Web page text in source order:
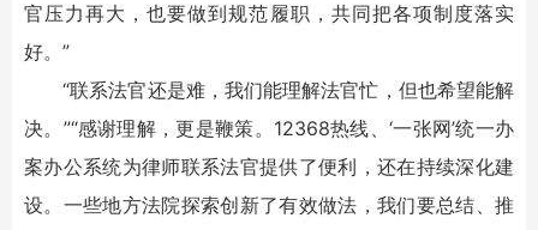
官压力再大，也要做到规范履职，共同把各项制度落实
好。”
“联系法官还是难，我们能理解法官忙，但也希望能解
决。”“感谢理解，更是鞭策。12368热线、‘一张网’统一办
案办公系统为律师联系法官提供了便利，还在持续深化建
设。一些地方法院探索创新了有效做法，我们要总结、推